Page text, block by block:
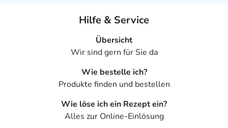
Hilfe & Service
Übersicht
Wir sind gern für Sie da
Wie bestelle ich?
Produkte finden und bestellen
Wie löse ich ein Rezept ein?
Alles zur Online-Einlösung